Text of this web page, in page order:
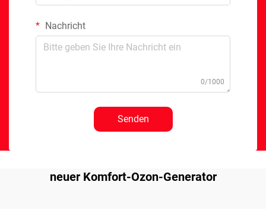
Nachricht
0/1000
Senden
neuer Komfort-Ozon-Generator